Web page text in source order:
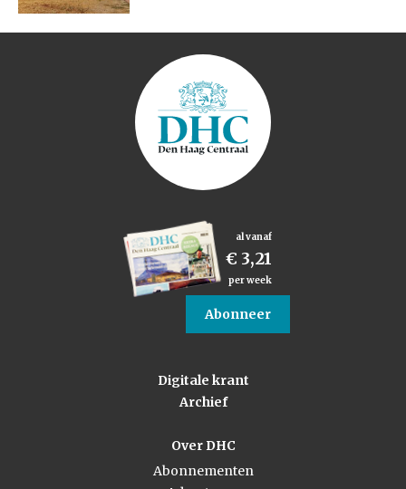
al vanaf
€ 3,21
per week
Abonneer
Digitale krant
Archief
Over DHC
Abonnementen